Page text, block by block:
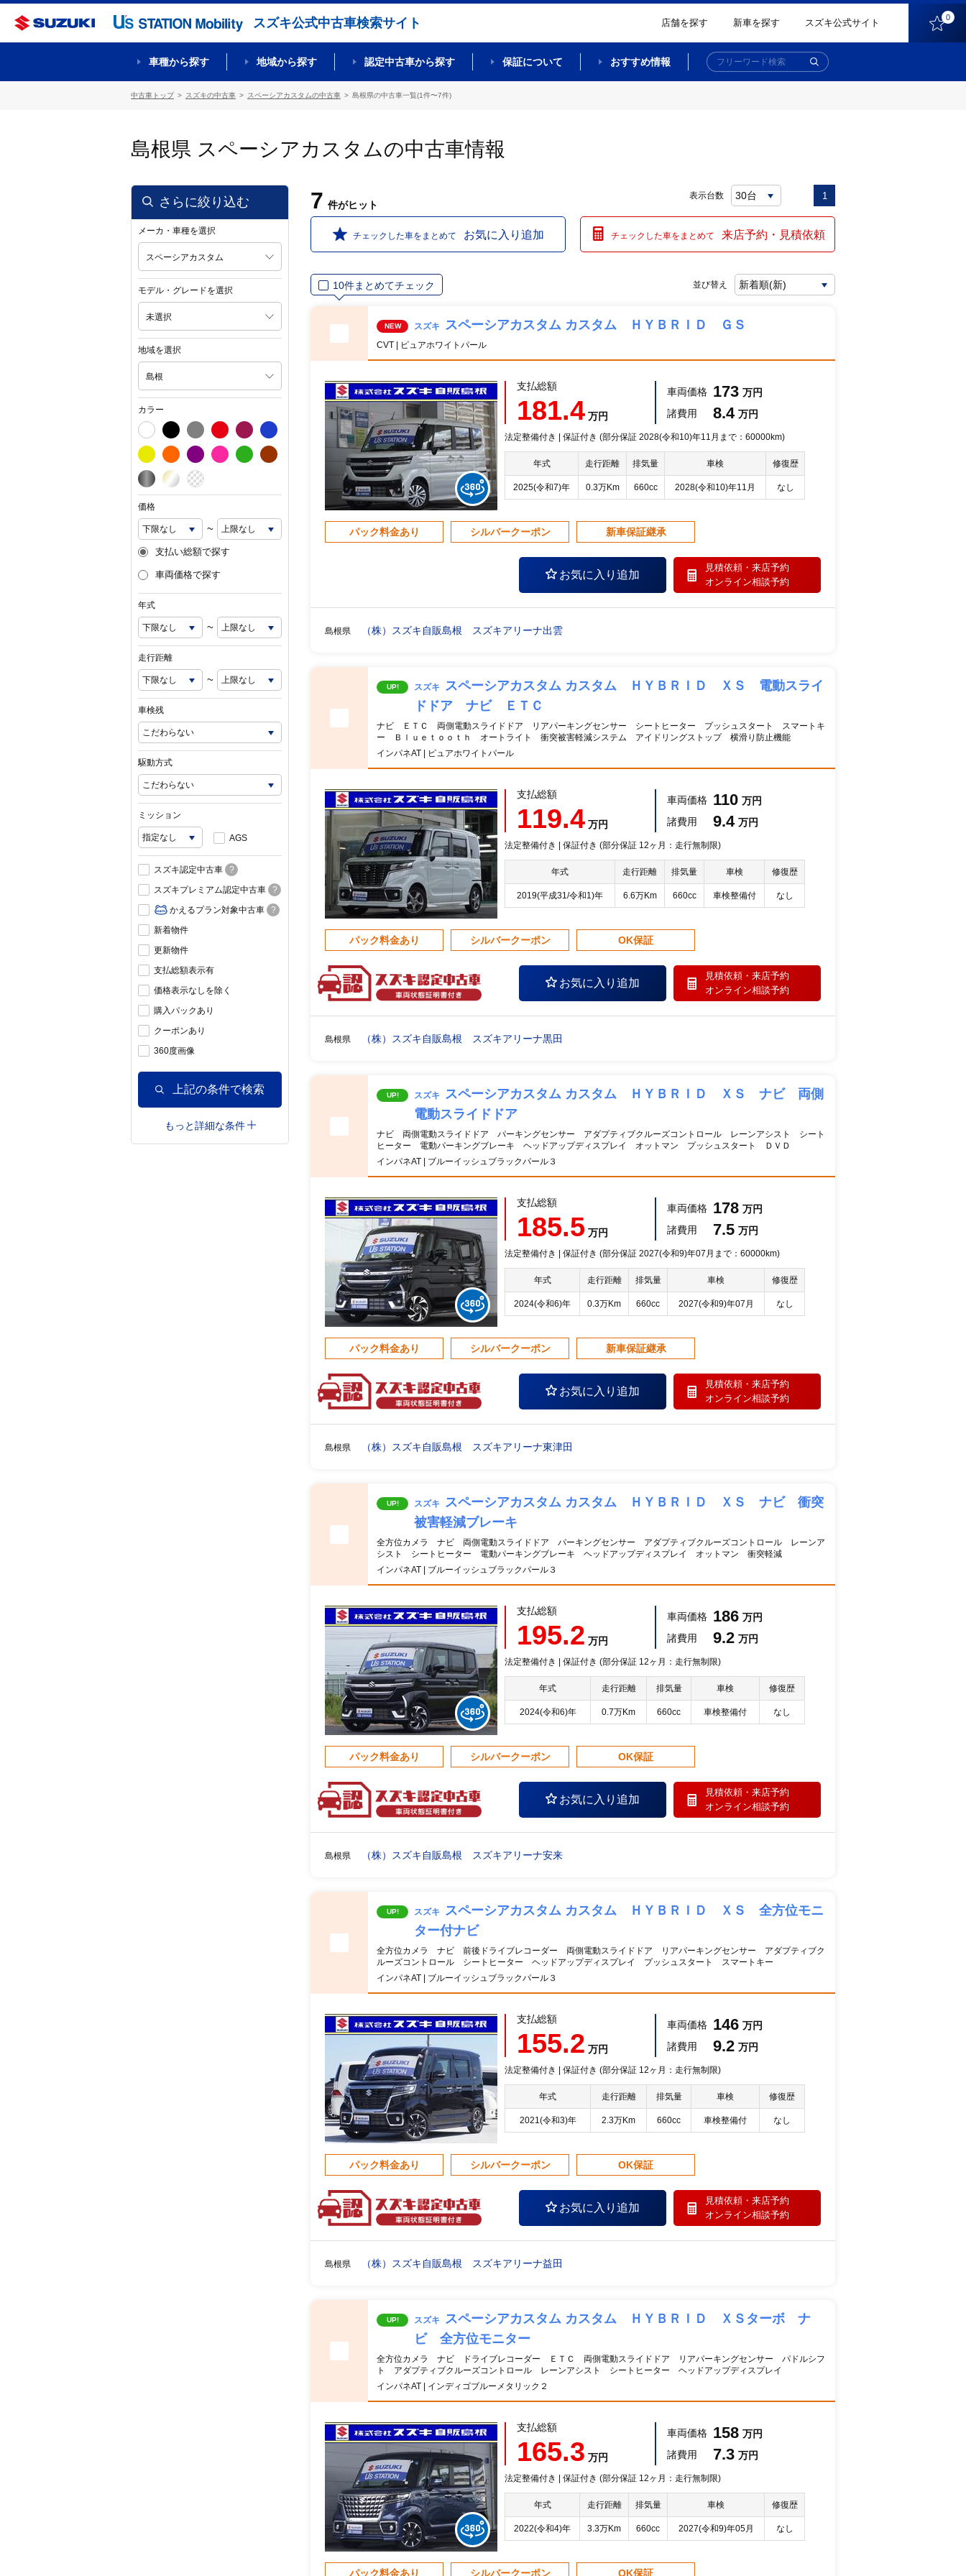
スズキ公式中古車検索サイト 店舗を探す 新車を探す スズキ公式サイト 0
車種から探す 地域から探す 認定中古車から探す 保証について おすすめ情報
中古車トップ スズキの中古車 スペーシアカスタムの中古車 島根県の中古車一覧(1件〜7件)
島根県 スペーシアカスタムの中古車情報
さらに絞り込む
メーカ・車種を選択
スペーシアカスタム
モデル・グレードを選択
未選択
地域を選択
島根
カラー
価格
~
支払い総額で探す
車両価格で探す
年式
~
走行距離
~
車検残
駆動方式
ミッション
AGS
スズキ認定中古車
?
スズキプレミアム認定中古車
?
かえるプラン対象中古車
?
新着物件
更新物件
支払総額表示有
価格表示なしを除く
購入パックあり
クーポンあり
360度画像
上記の条件で検索
もっと詳細な条件
7 件がヒット
表示台数 1
チェックした車をまとめて お気に入り追加 チェックした車をまとめて 来店予約・見積依頼
10件まとめてチェック 並び替え
NEW スズキ スペーシアカスタム カスタム ＨＹＢＲＩＤ ＧＳ
CVT | ピュアホワイトパール
支払総額
181.4 万円
車両価格 173 万円
諸費用
8.4 万円
法定整備付き | 保証付き (部分保証 2028(令和10)年11月まで：60000km)
年式 走行距離 排気量 車検 修復歴
2025(令和7)年 0.3万Km 660cc 2028(令和10)年11月 なし
パック料金あり シルバークーポン 新車保証継承
お気に入り追加
見積依頼・ 来店予約
オンライン相談予約
島根県 （株）スズキ自販島根 スズキアリーナ出雲
UP! スズキ
スペーシアカスタム カスタム ＨＹＢＲＩＤ ＸＳ 電動スライ
ドドア ナビ ＥＴＣ
ナビ ＥＴＣ 両側電動スライドドア リアパーキングセンサー シートヒーター プッシュスタート スマートキ
ー Ｂｌｕｅｔｏｏｔｈ オートライト 衝突被害軽減システム アイドリングストップ 横滑り防止機能
インパネAT | ピュアホワイトパール
支払総額
119.4 万円
車両価格 110 万円
諸費用
9.4 万円
法定整備付き | 保証付き (部分保証 12ヶ月：走行無制限)
年式 走行距離 排気量 車検 修復歴
2019(平成31/令和1)年 6.6万Km 660cc 車検整備付 なし
パック料金あり シルバークーポン OK保証
お気に入り追加
見積依頼・ 来店予約
オンライン相談予約
島根県 （株）スズキ自販島根 スズキアリーナ黒田
UP! スズキ
スペーシアカスタム カスタム ＨＹＢＲＩＤ ＸＳ ナビ 両側
電動スライドドア
ナビ 両側電動スライドドア パーキングセンサー アダプティブクルーズコントロール レーンアシスト シート
ヒーター 電動パーキングブレーキ ヘッドアップディスプレイ オットマン プッシュスタート ＤＶＤ
インパネAT | ブルーイッシュブラックパール３
支払総額
185.5 万円
車両価格 178 万円
諸費用
7.5 万円
法定整備付き | 保証付き (部分保証 2027(令和9)年07月まで：60000km)
年式 走行距離 排気量 車検 修復歴
2024(令和6)年 0.3万Km 660cc 2027(令和9)年07月 なし
パック料金あり シルバークーポン 新車保証継承
お気に入り追加
見積依頼・ 来店予約
オンライン相談予約
島根県 （株）スズキ自販島根 スズキアリーナ東津田
UP! スズキ
スペーシアカスタム カスタム ＨＹＢＲＩＤ ＸＳ ナビ 衝突
被害軽減ブレーキ
全方位カメラ ナビ 両側電動スライドドア パーキングセンサー アダプティブクルーズコントロール レーンア
シスト シートヒーター 電動パーキングブレーキ ヘッドアップディスプレイ オットマン 衝突軽減
インパネAT | ブルーイッシュブラックパール３
支払総額
195.2 万円
車両価格 186 万円
諸費用
9.2 万円
法定整備付き | 保証付き (部分保証 12ヶ月：走行無制限)
年式 走行距離 排気量 車検 修復歴
2024(令和6)年 0.7万Km 660cc 車検整備付 なし
パック料金あり シルバークーポン OK保証
お気に入り追加
見積依頼・ 来店予約
オンライン相談予約
島根県 （株）スズキ自販島根 スズキアリーナ安来
UP! スズキ
スペーシアカスタム カスタム ＨＹＢＲＩＤ ＸＳ 全方位モニ
ター付ナビ
全方位カメラ ナビ 前後ドライブレコーダー 両側電動スライドドア リアパーキングセンサー アダプティブク
ルーズコントロール シートヒーター ヘッドアップディスプレイ プッシュスタート スマートキー
インパネAT | ブルーイッシュブラックパール３
支払総額
155.2 万円
車両価格 146 万円
諸費用
9.2 万円
法定整備付き | 保証付き (部分保証 12ヶ月：走行無制限)
年式 走行距離 排気量 車検 修復歴
2021(令和3)年 2.3万Km 660cc 車検整備付 なし
パック料金あり シルバークーポン OK保証
お気に入り追加
見積依頼・ 来店予約
オンライン相談予約
島根県 （株）スズキ自販島根 スズキアリーナ益田
UP! スズキ
スペーシアカスタム カスタム ＨＹＢＲＩＤ ＸＳターボ ナ
ビ 全方位モニター
全方位カメラ ナビ ドライブレコーダー ＥＴＣ 両側電動スライドドア リアパーキングセンサー パドルシフ
ト アダプティブクルーズコントロール レーンアシスト シートヒーター ヘッドアップディスプレイ
インパネAT | インディゴブルーメタリック２
支払総額
165.3 万円
車両価格 158 万円
諸費用
7.3 万円
法定整備付き | 保証付き (部分保証 12ヶ月：走行無制限)
年式 走行距離 排気量 車検 修復歴
2022(令和4)年 3.3万Km 660cc 2027(令和9)年05月 なし
パック料金あり シルバークーポン OK保証